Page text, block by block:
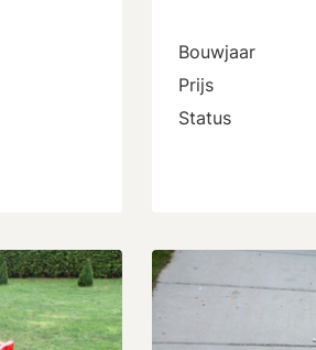
Bouwjaar
Prijs
Status